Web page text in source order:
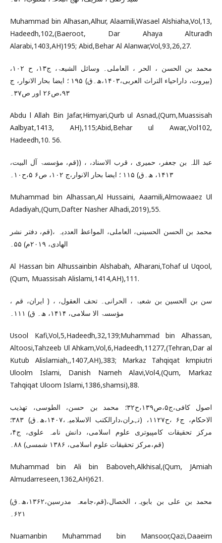
Muhammad bin Alhasan,Alhur, Alaamili,Wasael Alshiaha,Vol,13,
Hadeedh,102,(Baeroot, Dar Ahaya Alturadh
Alarabi,1403,AH)195; Abid,Behar Al Alanwar,Vol,93,26,27.
محمد بن الحسن ، الحر ، العاملی۔ وسائل الشیعۃ، ج۱۳، ح ۱۰۲،
(بیروت، داراحیاء التراث العربی،۱۴۰۳،ھ۔ق) ۱۹۵ ؛ ایضا بحار الانوار، ج
۹۳،ص۲۶ اور ص۳۷۔
Abdu l Allah Bin Jafar,Himyari,Qurb ul Asnad,(Qum,Muassisah
Aalbyat,1413, AH),115;Abid,Behar ul Awar,,Vol102,
Hadeedh,10. 56.
عبد اللہ بن جعفر، حمیری ، قرب الاسناد، ، ((قم، مؤسسۃ آل البیت،
۱۴۱۳، ھ۔ق) ۱۱۵ ؛ ایضا بحار الانوار،ج ۱۰۲، ص۶ ۵،ح۱۰۔
Muhammad bin Alhassan,Al Hussaini, Aaamili,Almowaaez Ul
Adadiyah,(Qum,Dafter Nasher Alhadi,2019),55.
محمد بن الحسن الحسینی، العاملی، المواعظ العددیہ ،(قم، دفتر نشر
الھادی، ۲۰۱۹م) ۵۵۔
Al Hassan bin Alhussainbin Alshabah, Alharani,Tohaf ul Uqool,
(Qum, Muassisah Alislami,1414,AH),111.
سن بن الحسین بن شعبۃ ، الحرانی۔ تحف العقول، ، ( ایران، قم ،
مؤسسۃ الا سلامی، ۱۴۱۴، ھ۔ ق) ۱۱۱۔
Usool Kafi,Vol,5,Hadeedh,32,139;Muhammad bin Alhassan,
Altoosi,Tahzeeb Ul Ahkam,Vol,6,Hadeedh,11277,(Tehran,Dar al
Kutub Alislamiah,,1407,AH),383; Markaz Tahqiqat kmpiutri
Uloolm Islami, Danish Nameh Alavi,Vol4,(Qum, Markaz
Tahqiqat Uloom Islami,1386,shamsi),88.
اصول کافی،ج۵،ص۱۳۹،ح۳۲؛ محمد بن حسن، الطوسی، تھذیب
الاحکام، ج۶ ،ح۱۱۲۷، (تہران،دارالکتب الاسلامیہ،۱۴۰۷،ھ۔ق) ۳۸۳؛
مرکز تحقیقات کامپیوتری علوم اسلامی، دانش نامہ علوی، ج۴،
(قم،مرکز تحقیقات علوم اسلامی، ۱۳۸۶ شمسی) ۸۸۔
Muhammad bin Ali bin Baboveh,Alkhisal,(Qum, JAmiah
Almudarreseen,1362,AH)621.
محمد بن علی بن بابویہ، الخصال،(قم،جامعہ مدرسین،۱۳۶۲،ھ۔ق)
۶۲۱۔
Nuamanbin Muhammad bin Mansoor,Qazi,Daaeim